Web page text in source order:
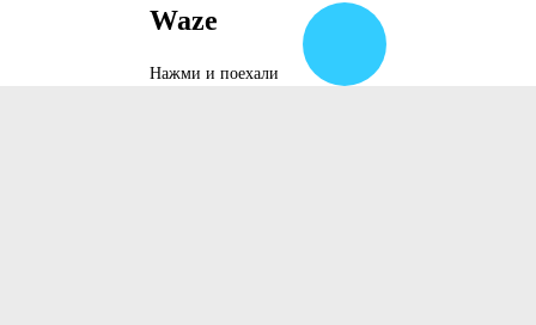
Waze
Нажми и поехали